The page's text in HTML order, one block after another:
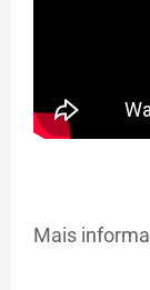
Mais